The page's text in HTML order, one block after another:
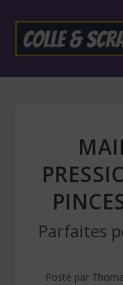
Parfaites
Posté par